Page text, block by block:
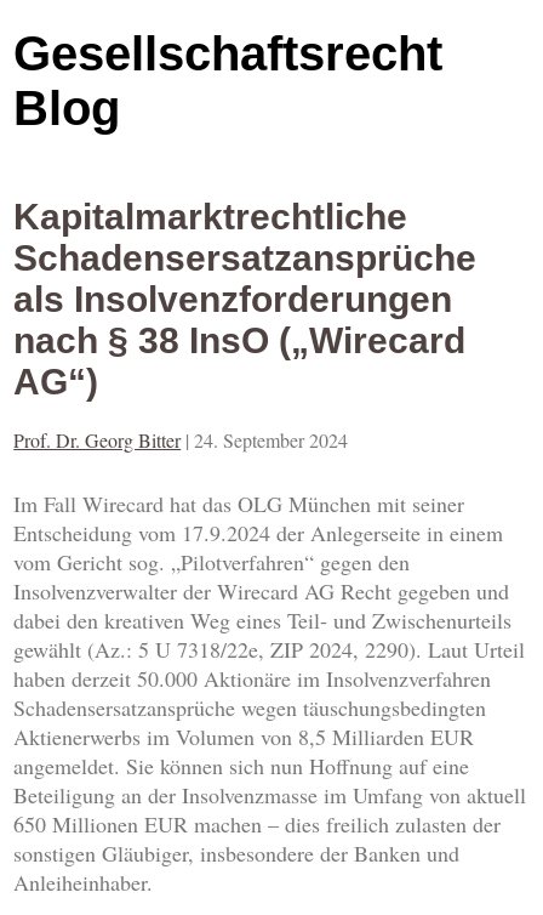
Gesellschaftsrecht
Blog
Kapitalmarktrechtliche
Schadensersatzansprüche
als Insolvenzforderungen
nach § 38 InsO („Wirecard
AG“)
Prof. Dr. Georg Bitter |24. September 2024
Im Fall Wirecard hat das OLG München mit seiner
Entscheidung vom 17.9.2024 der Anlegerseite in einem
vom Gericht sog. „Pilotverfahren“ gegen den
Insolvenzverwalter der Wirecard AG Recht gegeben und
dabei den kreativen Weg eines Teil- und Zwischenurteils
gewählt (Az.: 5 U 7318/22e, ZIP 2024, 2290). Laut Urteil
haben derzeit 50.000 Aktionäre im Insolvenzverfahren
Schadensersatzansprüche wegen täuschungsbedingten
Aktienerwerbs im Volumen von 8,5 Milliarden EUR
angemeldet. Sie können sich nun Hoffnung auf eine
Beteiligung an der Insolvenzmasse im Umfang von aktuell
650 Millionen EUR machen – dies freilich zulasten der
sonstigen Gläubiger, insbesondere der Banken und
Anleiheinhaber.